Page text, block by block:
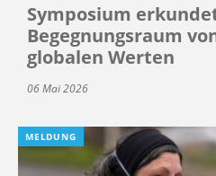
Symposium
Begegnungsraum
globalen Werten
06 Mai 2026
MELDUNG